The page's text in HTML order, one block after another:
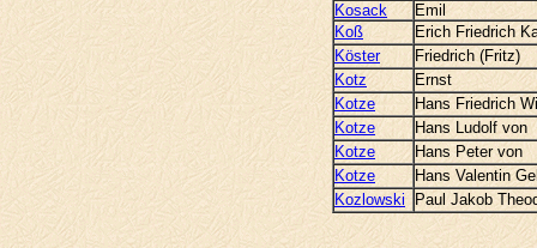
Kosack
Emil
Koß
Erich Friedrich
Köster
Friedrich (Fritz)
Kotz
Ernst
Kotze
Hans Friedrich
Kotze
Hans Ludolf von
Kotze
Hans Peter von
Kotze
Hans Valentin
Kozlowski
Paul Jakob